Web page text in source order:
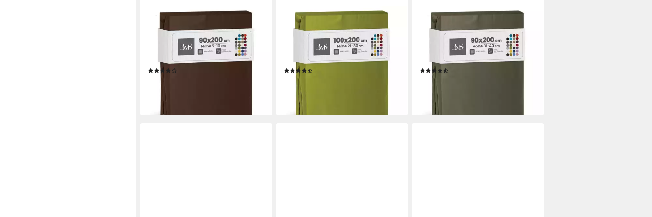
Spannbettlaken Mako Satin
Spannbettlaken, Topper 5-10 cm,
Mako-Satin, Gummizug: rundum, (1
Stück)
ab 24,95 €
BETTWAESCHE-MIT-STIL
Spannbettlaken Mako Satin
Spannbettlaken, Matratzenhöhe 21-
30 cm, Mako-Satin, Gummizug:
rundum, (1 Stück)
ab 29,95 €
BETTWAESCHE-MIT-STIL
Spannbettlaken Mako Satin
Spannbettlaken, Matratzenhöhe 31-
40 cm, Mako-Satin, Gummizug:
rundum, (1 Stück)
ab 32,95 €